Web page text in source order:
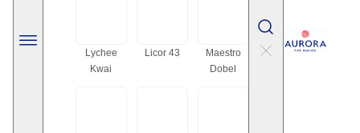
Lychee
Kwai
Licor 43
Maestro
Dobel